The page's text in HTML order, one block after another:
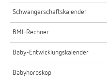
Schwangerschaftskalender
BMI-Rechner
Baby-Entwicklungskalender
Babyhoroskop